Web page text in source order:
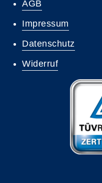
AGB
Impressum
Datenschutz
Widerruf